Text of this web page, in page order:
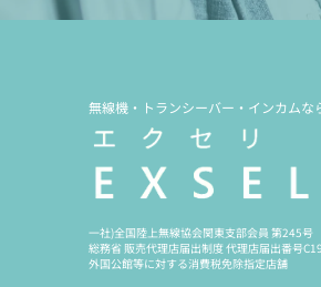
無線機・トランシーバー・インカムな
一社)全国陸上無線協会関東支部会員 第245号
総務省 販売代理店届出制度 代理店届出番号
外国公館等に対する消費税免除指定店舗